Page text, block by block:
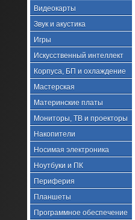
Видеокарты
Звук и акустика
Игры
Искусственный интеллект
Корпуса, БП и охлаждение
Мастерская
Материнские платы
Мониторы, ТВ и проекторы
Накопители
Носимая электроника
Ноутбуки и ПК
Периферия
Планшеты
Программное обеспечение